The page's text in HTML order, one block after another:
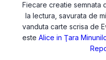
Fiecare creatie semnata
la lectura, savurata de
vanduta carte scrisa de
esteAlice in Ţara